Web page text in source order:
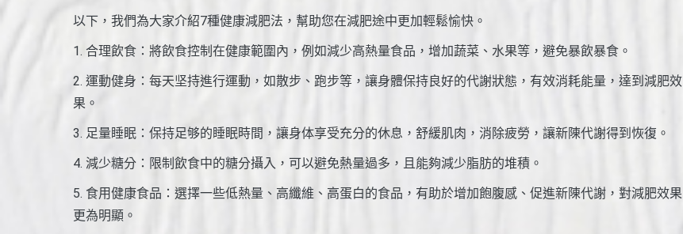
以下，我們為大家介紹7種健康減肥法，幫助您在減肥途中更加輕鬆愉快。
1. 合理飲食：將飲食控制在健康範圍內，例如減少高熱量食品，增加蔬菜、水果等，避免暴飲暴食。
2. 運動健身：每天坚持進行運動，如散步、跑步等，讓身體保持良好的代謝狀態，有效消耗能量，達到減肥效
果。
3. 足量睡眠：保持足够的睡眠時間，讓身体享受充分的休息，舒緩肌肉，消除疲勞，讓新陳代謝得到恢復。
4. 減少糖分：限制飲食中的糖分攝入，可以避免熱量過多，且能夠減少脂肪的堆積。
5. 食用健康食品：選擇一些低熱量、高纖維、高蛋白的食品，有助於增加飽腹感、促進新陳代謝，對減肥效果
更為明顯。